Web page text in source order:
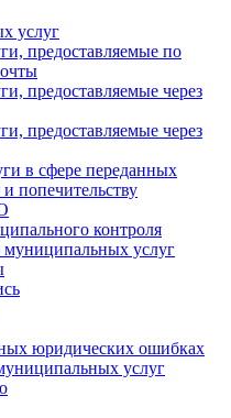
услуг
предоставляемые по
предоставляемые через
предоставляемые через
в сфере переданных
попечительству
контроля
муниципальных услуг
юридических ошибках
услуг